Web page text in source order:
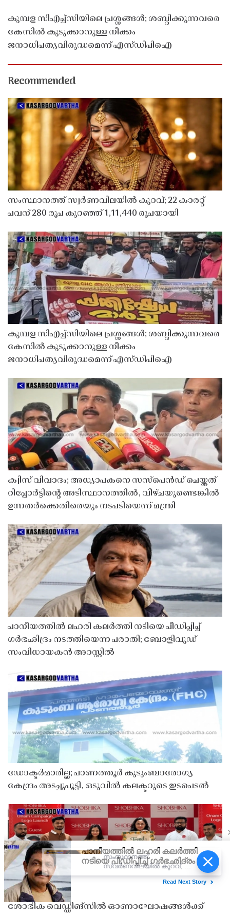
കുമ്പള സിഎച്ച്സിയിലെ പ്രശ്നങ്ങൾ; ശബ്ദിക്കുന്നവരെ
കേസിൽ കുടുക്കാനുള്ള നീക്കം
ജനാധിപത്യവിരുദ്ധമെന്ന് എസ്ഡിപിഐ
Recommended
സംസ്ഥാനത്ത് സ്വർണവിലയിൽ കുറവ്; 22 കാരറ്റ്
പവന് 280 രൂപ കുറഞ്ഞ് 1,11,440 രൂപയായി
കുമ്പള സിഎച്ച്സിയിലെ പ്രശ്നങ്ങൾ; ശബ്ദിക്കുന്നവരെ
കേസിൽ കുടുക്കാനുള്ള നീക്കം
ജനാധിപത്യവിരുദ്ധമെന്ന് എസ്ഡിപിഐ
ക്വിസ് വിവാദം; അധ്യാപകനെ സസ്‌പെൻഡ് ചെയ്തത്
റിപ്പോർട്ടിൻ്റെ അടിസ്ഥാനത്തിൽ, വീഴ്ചയുണ്ടെങ്കിൽ
ഉന്നതർക്കെതിരെയും നടപടിയെന്ന് മന്ത്രി
പാനീയത്തിൽ ലഹരി കലർത്തി നടിയെ പീഡിപ്പിച്ച്
ഗർഭഛിദ്രം നടത്തിയെന്ന പരാതി; ബോളിവുഡ്
സംവിധായകൻ അറസ്റ്റിൽ
ഡോക്ടർമാരില്ല; പാണത്തൂർ കുടുംബാരോഗ്യ
കേന്ദ്രം അടച്ചുപൂട്ടി, ഒടുവിൽ കലക്ടറുടെ ഇടപെടൽ
ശോഭിക വെഡ്ഡിങ്സിൽ ഓണാഘോഷങ്ങൾക്ക്
സംസ്ഥാനത്ത്
സ്വർണവിലയിൽ കുറവ്; 22
കാരറ്റ് പവന് 280 രൂപ
കുറഞ്ഞ് 1,11,440 രൂപയായി